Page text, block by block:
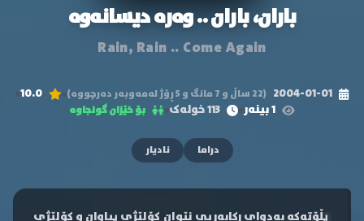
باران، باران .. وەرە دیسانەوە
Rain, Rain .. Come Again
2004-01-01 (22 ساڵ و 7 مانگ و 5 ڕۆژ لەمەوبەر دەرچووە)
10.0
1 بینەر
113 خولەک بۆ خێزان گونجاوە
دراما نادیار